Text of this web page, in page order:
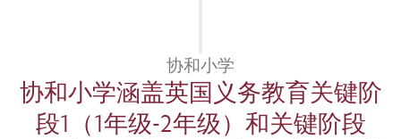
协和小学
协和小学涵盖英国义务教育关键阶
段1（1年级-2年级）和关键阶段